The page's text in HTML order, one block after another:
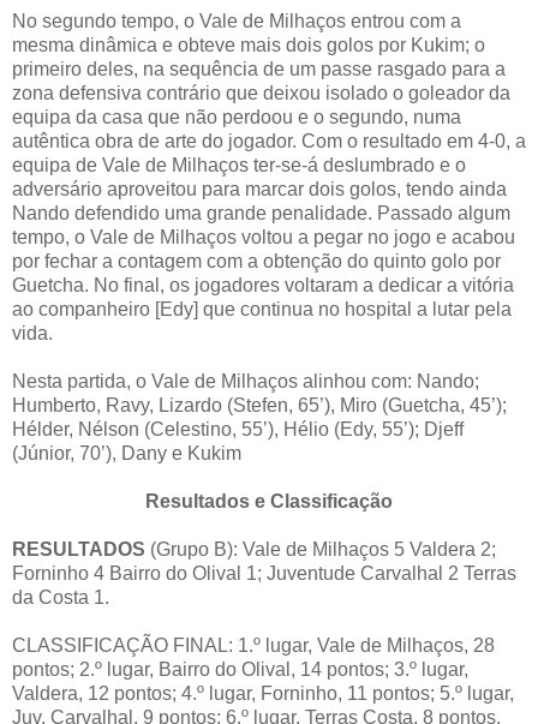
No segundo tempo, o Vale de Milhaços entrou com a
mesma dinâmica e obteve mais dois golos por Kukim; o
primeiro deles, na sequência de um passe rasgado para a
zona defensiva contrário que deixou isolado o goleador da
equipa da casa que não perdoou e o segundo, numa
autêntica obra de arte do jogador. Com o resultado em 4-0, a
equipa de Vale de Milhaços ter-se-á deslumbrado e o
adversário aproveitou para marcar dois golos, tendo ainda
Nando defendido uma grande penalidade. Passado algum
tempo, o Vale de Milhaços voltou a pegar no jogo e acabou
por fechar a contagem com a obtenção do quinto golo por
Guetcha. No final, os jogadores voltaram a dedicar a vitória
ao companheiro [Edy] que continua no hospital a lutar pela
vida.
Nesta partida, o Vale de Milhaços alinhou com: Nando;
Humberto, Ravy, Lizardo (Stefen, 65’), Miro (Guetcha, 45’);
Hélder, Nélson (Celestino, 55’), Hélio (Edy, 55’); Djeff
(Júnior, 70’), Dany e Kukim
Resultados e Classificação
RESULTADOS (Grupo B): Vale de Milhaços 5 Valdera 2;
Forninho 4 Bairro do Olival 1; Juventude Carvalhal 2 Terras
da Costa 1.
CLASSIFICAÇÃO FINAL: 1.º lugar, Vale de Milhaços, 28
pontos; 2.º lugar, Bairro do Olival, 14 pontos; 3.º lugar,
Valdera, 12 pontos; 4.º lugar, Forninho, 11 pontos; 5.º lugar,
Juv. Carvalhal, 9 pontos; 6.º lugar, Terras Costa, 8 pontos.